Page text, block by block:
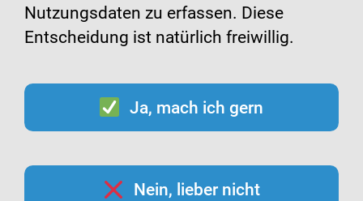
Nutzungsdaten zu erfassen. Diese
Entscheidung ist natürlich freiwillig.
Ja, mach ich gern
Nein, lieber nicht
Kontaktinfektion
übertragen?
Bei der Kontaktinfektion (manchmal auch als